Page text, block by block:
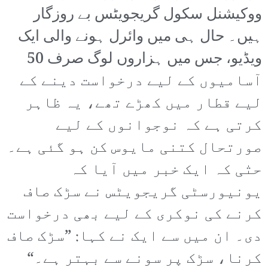
ووکیشنل سکول گریجویٹس بے روزگار
ہیں۔ حال ہی میں وائرل ہونے والی ایک
ویڈیو، جس میں ہزاروں لوگ صرف 50
آسامیوں کے لیے درخواست دینے کے
لیے قطار میں کھڑے تھے، یہ ظاہر
کرتی ہے کہ نوجوانوں کے لیے
صورتحال کتنی مایوس کن ہو گئی ہے۔
حتٰی کہ ایک خبر میں آیا کہ
یونیورسٹی گریجویٹس نے سڑک صاف
کرنے کی نوکری کے لیے بھی درخواست
دی۔ ان میں سے ایک نے کہا: ”سڑک صاف
کرنا، سڑک پر سونے سے بہتر ہے۔“